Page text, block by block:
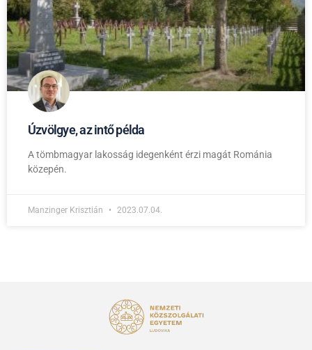
Úzvölgye, az intő példa
A tömbmagyar lakosság idegenként érzi magát Románia
közepén.
Manzinger Krisztián 2023.07.04.